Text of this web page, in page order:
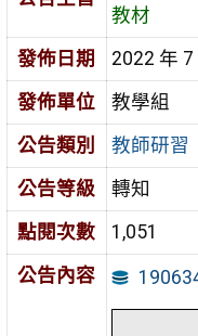
教材
發佈日期
2022 年 7
發佈單位
教學組
公告類別
教師研習
公告等級
轉知
點閱次數
1,051
公告內容